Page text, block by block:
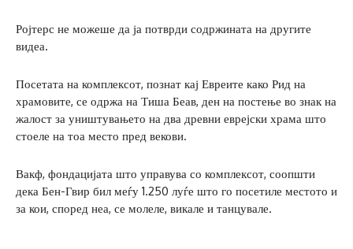
Ројтерс не можеше да ја потврди содржината на другите
видеа.
Посетата на комплексот, познат кај Евреите како Рид на
храмовите, се одржа на Тиша Беав, ден на постење во знак на
жалост за уништувањето на два древни еврејски храма што
стоеле на тоа место пред векови.
Вакф, фондацијата што управува со комплексот, соопшти
дека Бен-Гвир бил меѓу 1.250 луѓе што го посетиле местото и
за кои, според неа, се молеле, викале и танцувале.